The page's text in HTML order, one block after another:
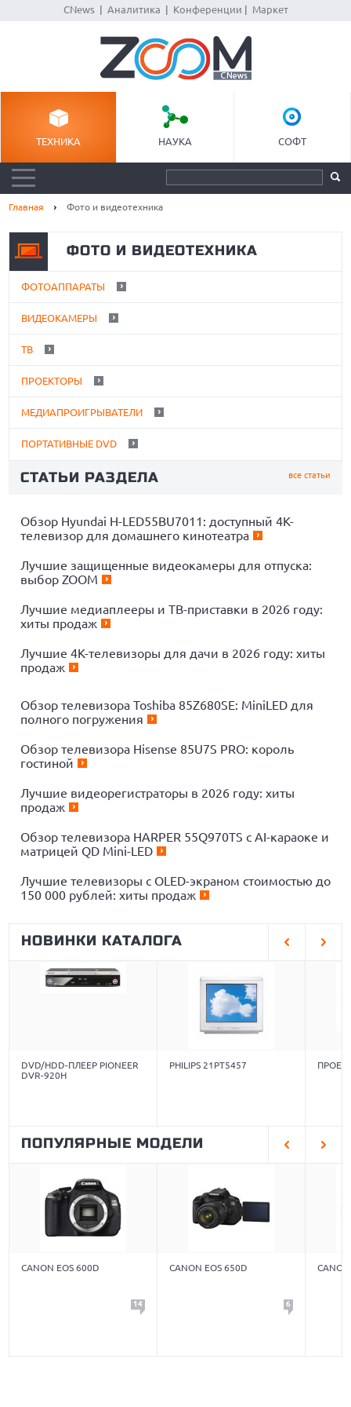
CNews| Аналитика Конференции Маркет
ТЕХНИКА НАУКА СОФТ
Главная Фото и видеотехника
ФОТО И ВИДЕОТЕХНИКА
ФОТОАППАРАТЫ
ВИДЕОКАМЕРЫ
ТВ
ПРОЕКТОРЫ
МЕДИАПРОИГРЫВАТЕЛИ
ПОРТАТИВНЫЕ DVD
все статьи
СТАТЬИ РАЗДЕЛА
Обзор Hyundai H-LED55BU7011: доступный 4K-
телевизор для домашнего кинотеатра
Лучшие защищенные видеокамеры для отпуска:
выбор ZOOM
Лучшие медиаплееры и ТВ-приставки в 2026 году:
хиты продаж
Лучшие 4K-телевизоры для дачи в 2026 году: хиты
продаж
Обзор телевизора Toshiba 85Z680SE: MiniLED для
полного погружения
Обзор телевизора Hisense 85U7S PRO: король
гостиной
Лучшие видеорегистраторы в 2026 году: хиты
продаж
Обзор телевизора HARPER 55Q970TS с AI-караоке и
матрицей QD Mini-LED
Лучшие телевизоры с OLED-экраном стоимостью до
150 000 рублей: хиты продаж
НОВИНКИ КАТАЛОГА
DVD/HDD-ПЛЕЕР PIONEER
DVR-920H
PHILIPS 21PT5457
ПОПУЛЯРНЫЕ МОДЕЛИ
CANON EOS 600D
14
CANON EOS 650D
6